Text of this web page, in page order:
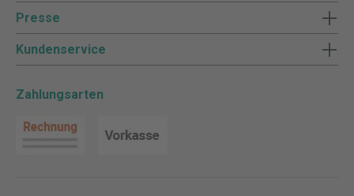
Presse
Kundenservice
Zahlungsarten